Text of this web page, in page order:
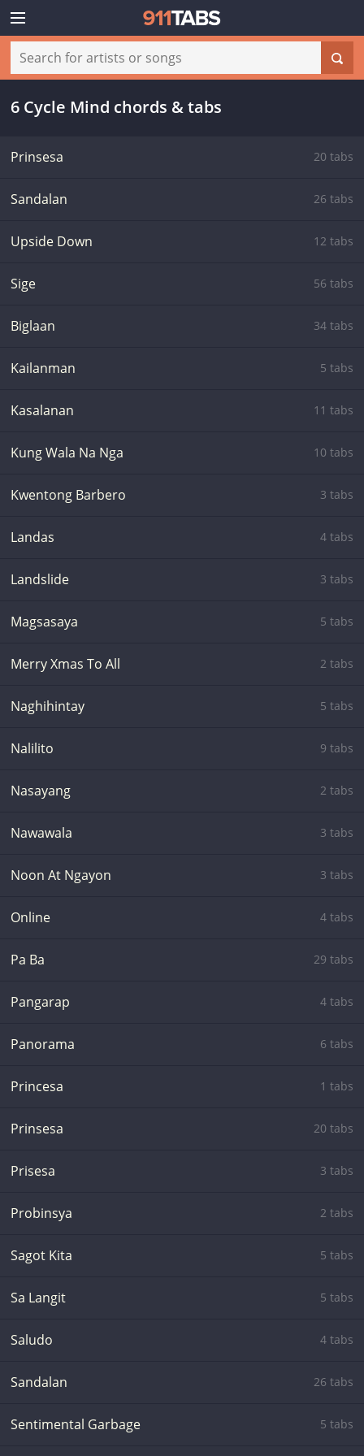
6 Cycle Mind chords & tabs
Prinsesa 20 tabs
Sandalan 26 tabs
Upside Down 12 tabs
Sige 56 tabs
Biglaan 34 tabs
Kailanman 5 tabs
Kasalanan 11 tabs
Kung Wala Na Nga 10 tabs
Kwentong Barbero 3 tabs
Landas 4 tabs
Landslide 3 tabs
Magsasaya 5 tabs
Merry Xmas To All 2 tabs
Naghihintay 5 tabs
Nalilito 9 tabs
Nasayang 2 tabs
Nawawala 3 tabs
Noon At Ngayon 3 tabs
Online 4 tabs
Pa Ba 29 tabs
Pangarap 4 tabs
Panorama 6 tabs
Princesa 1 tabs
Prinsesa 20 tabs
Prisesa 3 tabs
Probinsya 2 tabs
Sagot Kita 5 tabs
Sa Langit 5 tabs
Saludo 4 tabs
Sandalan 26 tabs
Sentimental Garbage 5 tabs